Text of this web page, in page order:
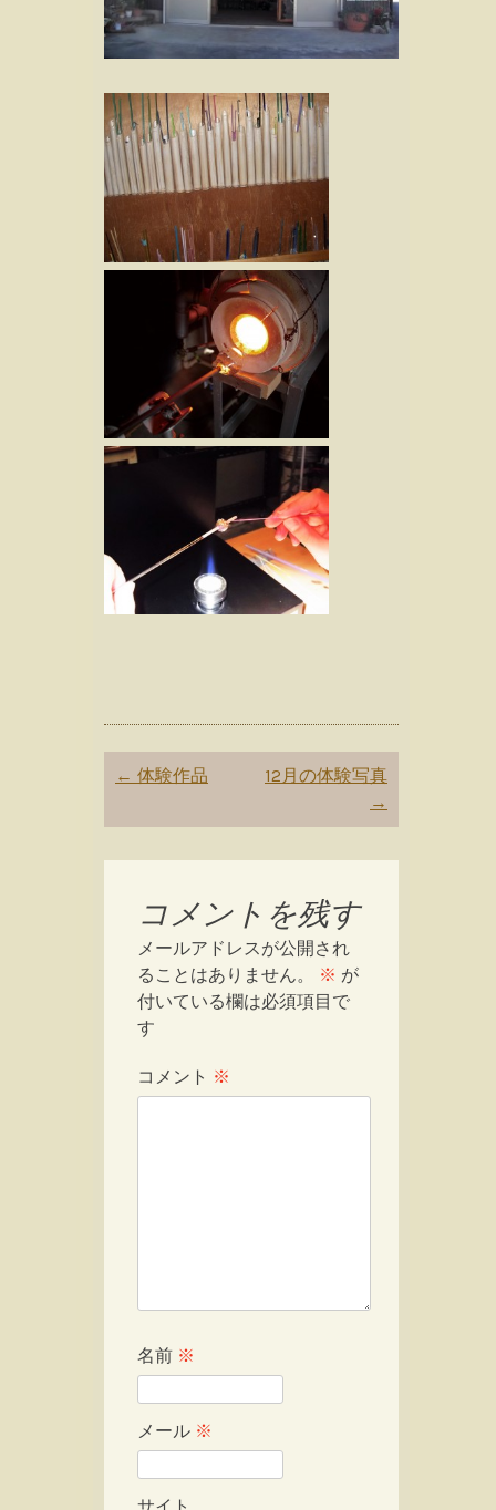
Post
← 体験作品
12月の体験写真
→
コメントを残す
メールアドレスが公開され
ることはありません。
※ が
付いている欄は必須項目で
す
コメント ※
名前 ※
メール ※